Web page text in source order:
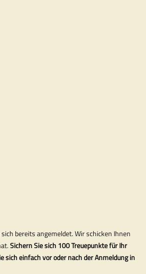
bereits angemeldet. Wir schicken Ihnen
Sichern Sie sich 100 Treuepunkte für Ihr
sich einfach vor oder nach der Anmeldung in